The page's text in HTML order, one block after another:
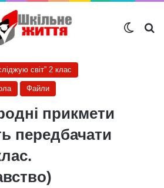
світ” 2 клас
Файли
прикмети
передбачати